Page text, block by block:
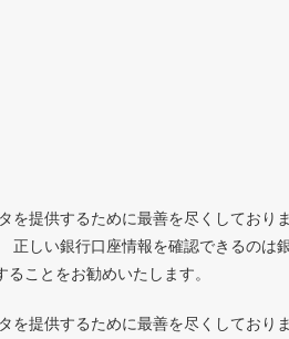
提供するために最善を尽くしており
しい銀行口座情報を確認できるのは
ことをお勧めいたします。
提供するために最善を尽くしており